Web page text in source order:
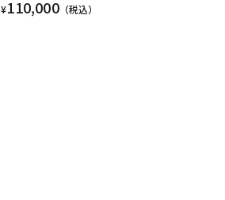
¥110,000（税込）